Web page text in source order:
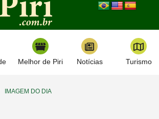
Melhor de Piri Notícias Turismo
IMAGEM DO DIA